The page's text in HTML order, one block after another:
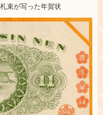
束が写った年賀状